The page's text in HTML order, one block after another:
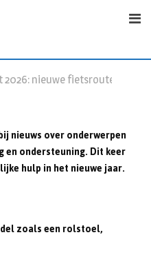
2026: nieuwe fietsroutes
nieuws over onderwerpen
en ondersteuning. Dit keer
hulp in het nieuwe jaar.
zoals een rolstoel,